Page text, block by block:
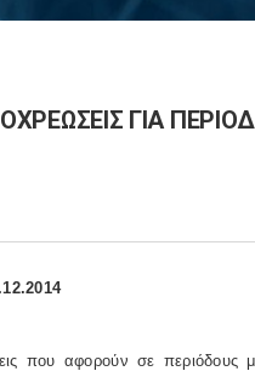
ΓΙΑ
που αφορούν σε περιόδους